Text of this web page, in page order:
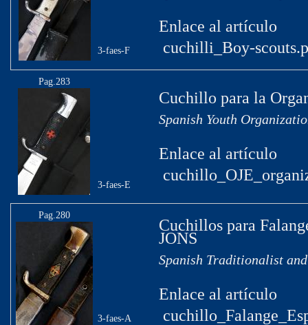
3-faes-F
Enlace al artículo
cuchilli_Boy-
Pag.283
3-faes-E
Cuchillo para la
Spanish Youth
Enlace al artículo
Pag.280
3-faes-A
Cuchillos para
JONS
Spanish Traditionalist
Enlace al artículo